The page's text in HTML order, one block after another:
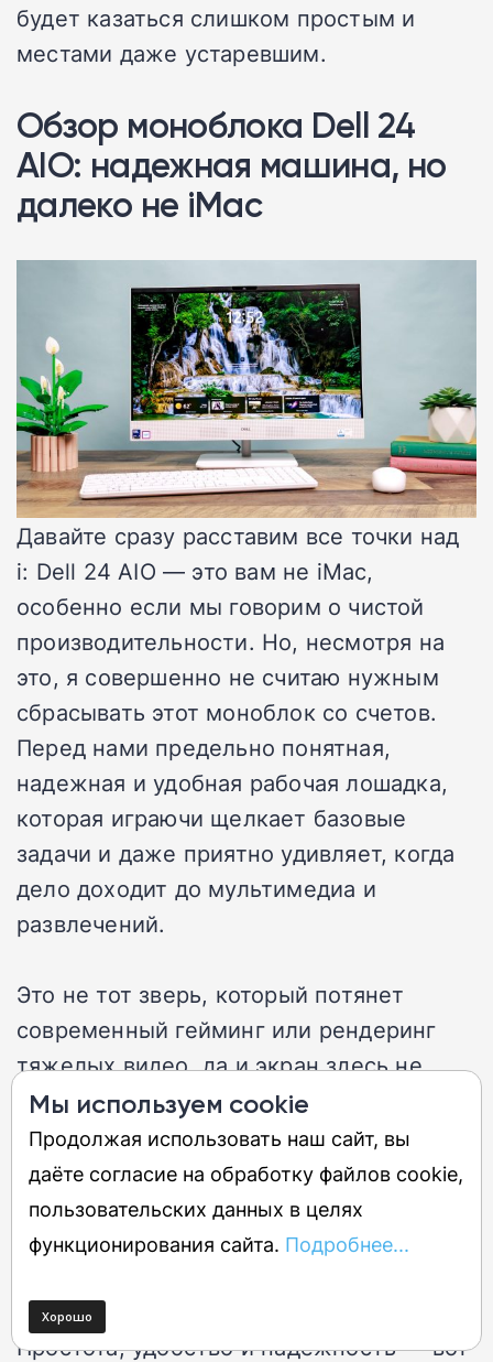
будет казаться слишком простым и
местами даже устаревшим.
Обзор моноблока Dell 24
AIO: надежная машина, но
далеко не iMac
Давайте сразу расставим все точки над
i: Dell 24 AIO — это вам не iMac,
особенно если мы говорим о чистой
производительности. Но, несмотря на
это, я совершенно не считаю нужным
сбрасывать этот моноблок со счетов.
Перед нами предельно понятная,
надежная и удобная рабочая лошадка,
которая играючи щелкает базовые
задачи и даже приятно удивляет, когда
дело доходит до мультимедиа и
развлечений.
Это не тот зверь, который потянет
современный гейминг или рендеринг
тяжелых видео, да и экран здесь не
хватает звезд с неба. Однако этот
минималистичный моноблок станет
идеальным спутником для тех, кому не
нужны лишние навороты — например,
для студентов или тех, кто работает на
Простота, удобство и надежность — вот
Мы используем cookie
Продолжая использовать наш сайт, вы
даёте согласие на обработку файлов cookie,
пользовательских данных в целях
функционирования сайта. Подробнее...